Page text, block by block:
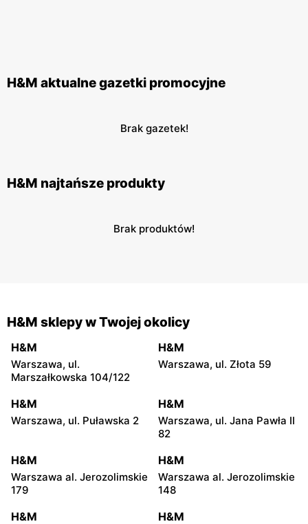
H&M aktualne gazetki promocyjne
Brak gazetek!
H&M najtańsze produkty
Brak produktów!
H&M sklepy w Twojej okolicy
H&M
Warszawa, ul.
Marszałkowska 104/122
H&M
Warszawa, ul. Złota 59
H&M
Warszawa, ul. Puławska 2
H&M
Warszawa, ul. Jana Pawła II
82
H&M
Warszawa al. Jerozolimskie
179
H&M
Warszawa al. Jerozolimskie
148
H&M H&M